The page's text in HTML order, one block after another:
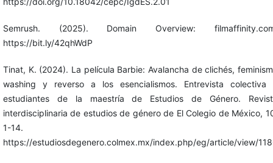
Semrush. (2025). Domain Overview:
https://bit.ly/42qhWdP
Tinat, K. (2024). La película Barbie: Avalancha de clichés,
washing y reverso a los esencialismos. Entrevista colectiva
estudiantes de la maestría de Estudios de Género.
interdisciplinaria de estudios de género de El Colegio de México,
1-14.
https://estudiosdegenero.colmex.mx/index.php/eg/article/view/